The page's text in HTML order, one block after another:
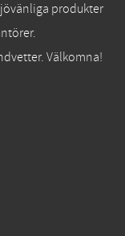
produkter
Välkomna!